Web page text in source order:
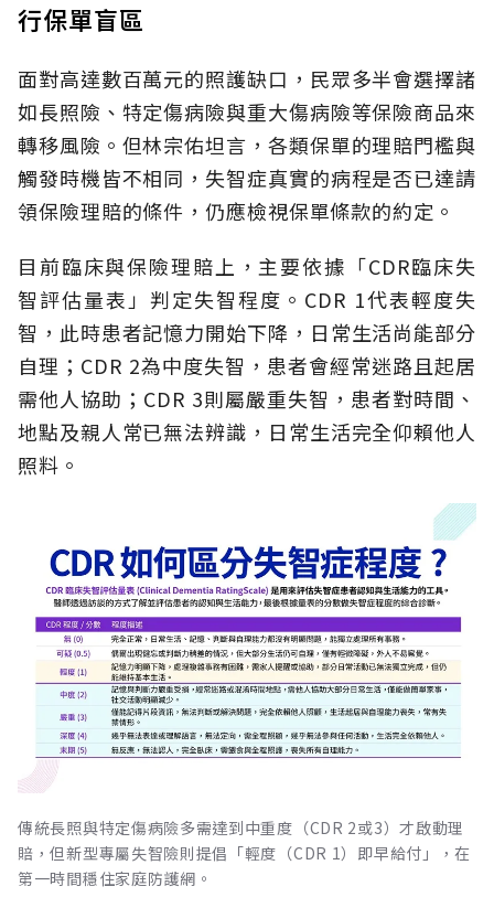
行保單盲區
面對高達數百萬元的照護缺口，民眾多半會選擇諸
如長照險、特定傷病險與重大傷病險等保險商品來
轉移風險。但林宗佑坦言，各類保單的理賠門檻與
觸發時機皆不相同，失智症真實的病程是否已達請
領保險理賠的條件，仍應檢視保單條款的約定。
目前臨床與保險理賠上，主要依據「CDR臨床失
智評估量表」判定失智程度。CDR 1代表輕度失
智，此時患者記憶力開始下降，日常生活尚能部分
自理；CDR 2為中度失智，患者會經常迷路且起居
需他人協助；CDR 3則屬嚴重失智，患者對時間、
地點及親人常已無法辨識，日常生活完全仰賴他人
照料。
傳統長照與特定傷病險多需達到中重度（CDR 2或3）才啟動理
賠，但新型專屬失智險則提倡「輕度（CDR 1）即早給付」，在
第一時間穩住家庭防護網。